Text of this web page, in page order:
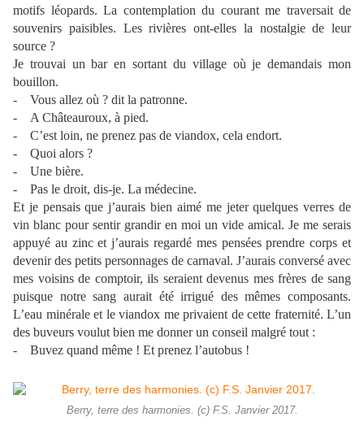
motifs léopards. La contemplation du courant me traversait de
souvenirs paisibles. Les rivières ont-elles la nostalgie de leur
source ?
Je trouvai un bar en sortant du village où je demandais mon
bouillon.
- Vous allez où ? dit la patronne.
- A Châteauroux, à pied.
- C’est loin, ne prenez pas de viandox, cela endort.
- Quoi alors ?
- Une bière.
- Pas le droit, dis-je. La médecine.
Et je pensais que j’aurais bien aimé me jeter quelques verres de
vin blanc pour sentir grandir en moi un vide amical. Je me serais
appuyé au zinc et j’aurais regardé mes pensées prendre corps et
devenir des petits personnages de carnaval. J’aurais conversé avec
mes voisins de comptoir, ils seraient devenus mes frères de sang
puisque notre sang aurait été irrigué des mêmes composants.
L’eau minérale et le viandox me privaient de cette fraternité. L’un
des buveurs voulut bien me donner un conseil malgré tout :
- Buvez quand même ! Et prenez l’autobus !
Berry, terre des harmonies. (c) F.S. Janvier 2017.